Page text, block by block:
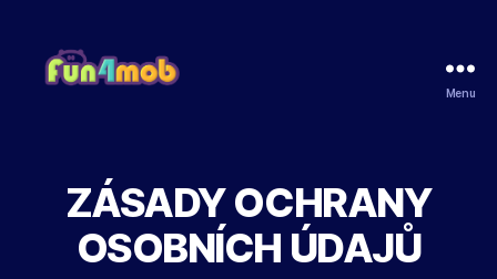
Menu
ZÁSADY OCHRANY
OSOBNÍCH ÚDAJŮ